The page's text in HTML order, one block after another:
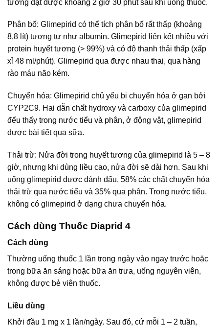
tương đạt được khoảng 2 giờ 30 phút sau khi uống thuốc.
Phân bố: Glimepirid có thể tích phân bố rất thấp (khoảng
8,8 lít) tương tự như albumin. Glimepirid liên kết nhiều với
protein huyết tương (> 99%) và có độ thanh thải thấp (xấp
xỉ 48 ml/phút). Glimepirid qua được nhau thai, qua hàng
rào máu não kém.
Chuyển hóa: Glimepirid chủ yếu bị chuyển hóa ở gan bởi
CYP2C9. Hai dẫn chất hydroxy và carboxy của glimepirid
đểu thấy trong nước tiểu và phân, ở động vật, glimepirid
được bài tiết qua sữa.
Thải trừ: Nửa đời trong huyết tương của glimepirid là 5 – 8
giờ, nhưng khi dùng liều cao, nửa đời sẽ dài hơn. Sau khi
uống glimepirid được đánh dấu, 58% các chất chuyển hóa
thải trừ qua nước tiểu và 35% qua phân. Trong nước tiểu,
không có glimepirid ở dạng chưa chuyển hóa.
Cách dùng Thuốc Diaprid 4
Cách dùng
Thường uống thuốc 1 lần trong ngày vào ngay trước hoặc
trong bữa ăn sáng hoặc bữa ăn trưa, uống nguyên viên,
không được bẻ viên thuốc.
Liều dùng
Khởi đầu 1 mg x 1 lần/ngày. Sau đó, cứ mỗi 1 – 2 tuần,